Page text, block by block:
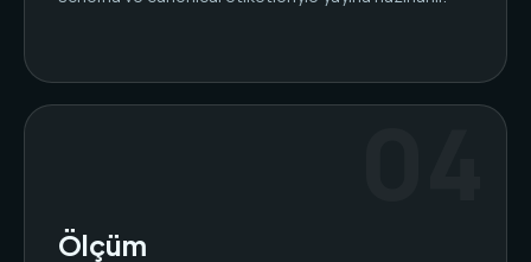
Ölçüm